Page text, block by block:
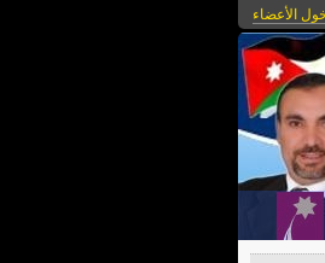
الأعضاء